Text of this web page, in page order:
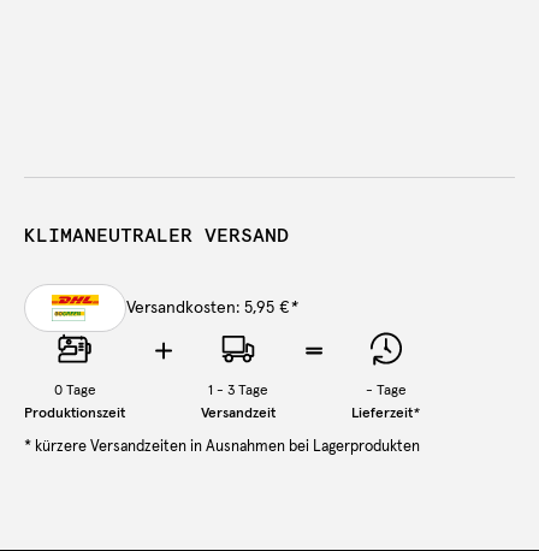
KLIMANEUTRALER VERSAND
Versandkosten: 5,95 €*
0Tage
Produktionszeit
1 - 3 Tage
Versandzeit
- Tage
Lieferzeit*
* kürzere Versandzeiten in Ausnahmen bei Lagerprodukten